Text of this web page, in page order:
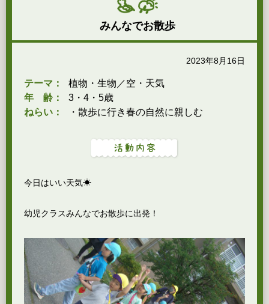
みんなでお散歩
2023年8月16日
テーマ：
植物・生物／空・天気
年 齢：
3・4・5歳
ねらい：
・散歩に行き春の自然に親しむ
今日はいい天気☀
幼児クラスみんなでお散歩に出発！